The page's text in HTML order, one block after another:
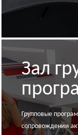
Зал
Групповые
сопровождении